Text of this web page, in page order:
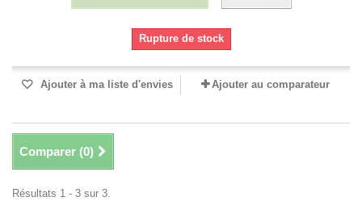
Rupture de stock
Ajouter à ma liste d'envies Ajouter au comparateur
Comparer (0)
Résultats 1 - 3 sur 3.